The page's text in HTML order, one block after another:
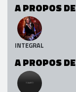
A PROPOS DE
INTEGRAL
A PROPOS DE